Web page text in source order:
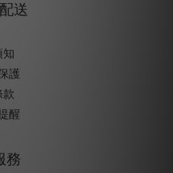
送
知
護
款
醒
務